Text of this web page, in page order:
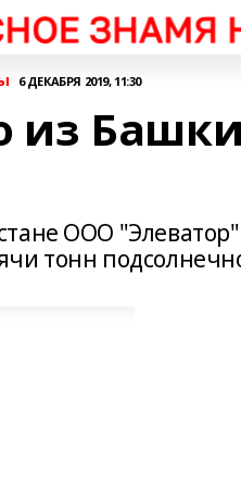
6 ДЕКАБРЯ 2019, 11:30
из
ООО "Элеватор"
тонн